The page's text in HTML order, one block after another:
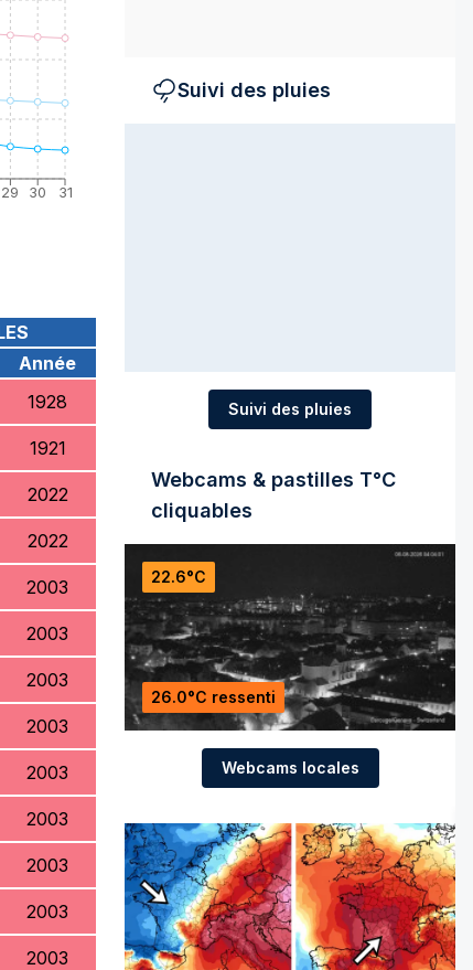
29 30 31
Année
1928
1921
2022
2022
2003
2003
2003
2003
2003
2003
2003
2003
2003
Suivi des pluies
Suivi des pluies
Webcams & pastilles T°C
cliquables
22.6°C
26.0°C ressenti
Webcams locales